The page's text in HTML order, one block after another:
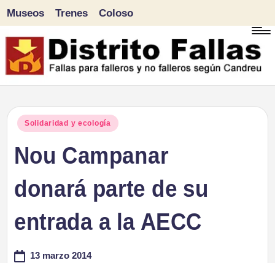
Saltar
al
Museos Trenes Coloso
Publicado
Solidaridad y ecología
Nou Campanar
donará parte de su
entrada a la AECC
13 marzo 2014